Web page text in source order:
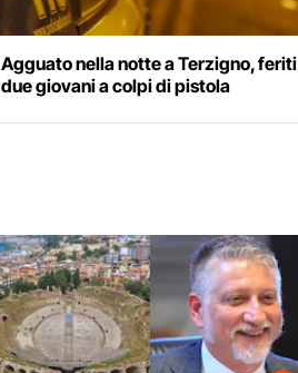
Agguato nella notte a Terzigno, feriti
due giovani a colpi di pistola